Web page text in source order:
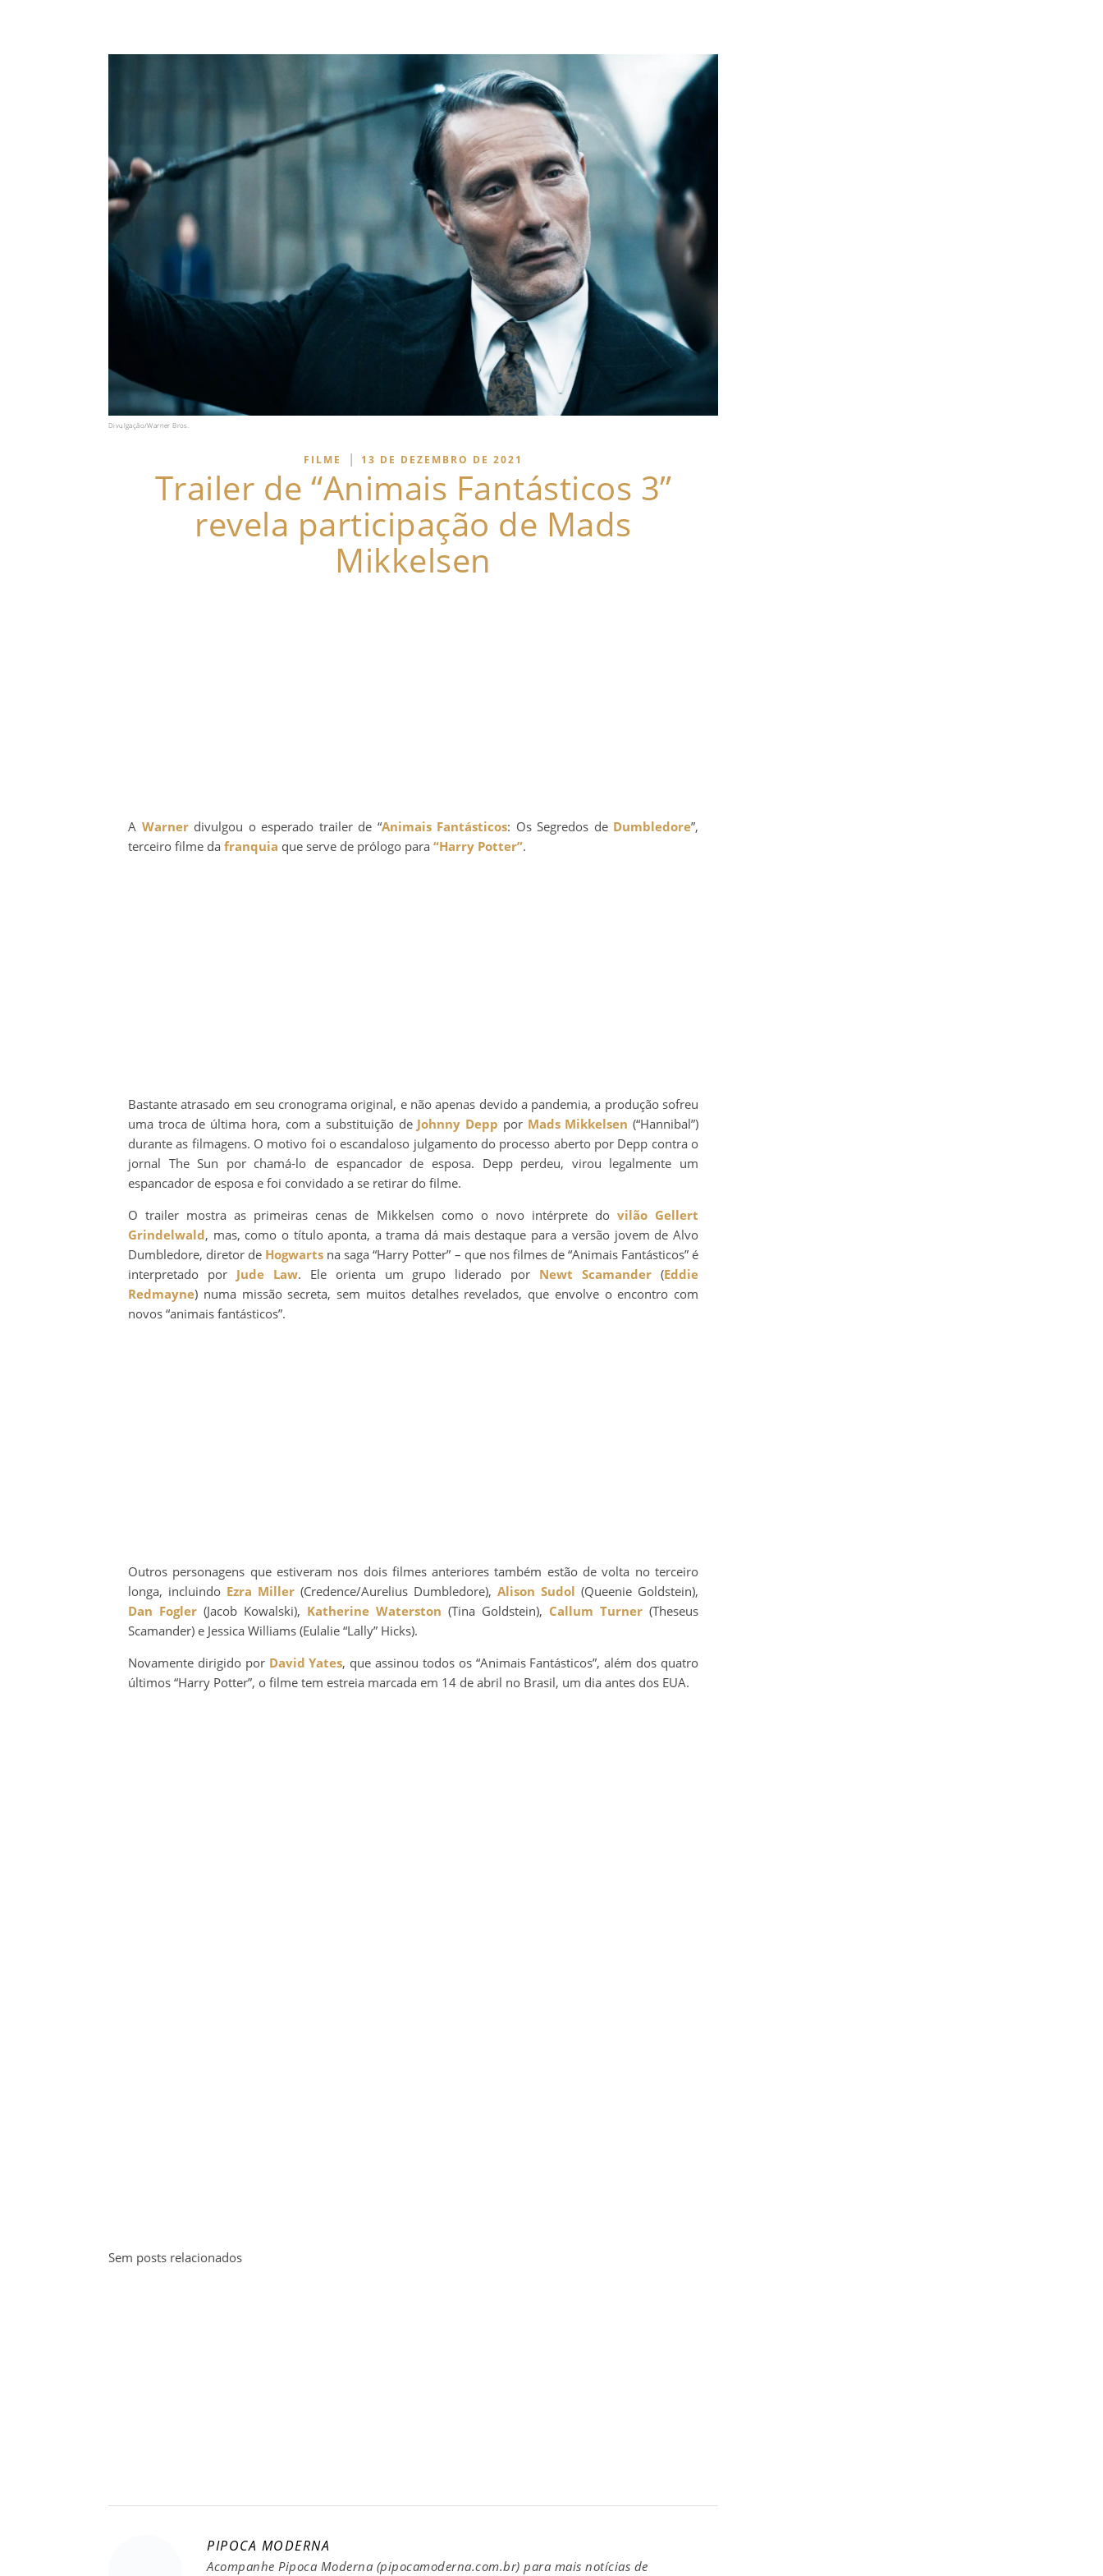
Divulgação/Warner Bros.
FILME | 13 DE DEZEMBRO DE 2021
Trailer de “Animais Fantásticos 3”
revela participação de Mads
Mikkelsen
A Warnerdivulgou o esperado trailer de “Animais Fantásticos: Os Segredos de Dumbledore”,
terceiro filme da franquia que serve de prólogo para “Harry Potter”.
Bastante atrasado em seu cronograma original, e não apenas devido a pandemia, a produção sofreu
uma troca de última hora, com a substituição de Johnny Depp por Mads Mikkelsen (“Hannibal”)
durante as filmagens. O motivo foi o escandaloso julgamento do processo aberto por Depp contra o
jornal The Sun por chamá-lo de espancador de esposa. Depp perdeu, virou legalmente um
espancador de esposa e foi convidado a se retirar do filme.
O trailer mostra as primeiras cenas de Mikkelsen como o novo intérprete do vilão Gellert
Grindelwald, mas, como o título aponta, a trama dá mais destaque para a versão jovem de Alvo
Dumbledore, diretor de Hogwarts na saga “Harry Potter” – que nos filmes de “Animais Fantásticos” é
interpretado por Jude Law. Ele orienta um grupo liderado por Newt Scamander (Eddie
Redmayne) numa missão secreta, sem muitos detalhes revelados, que envolve o encontro com
novos “animais fantásticos”.
Outros personagens que estiveram nos dois filmes anteriores também estão de volta no terceiro
longa, incluindo Ezra Miller (Credence/Aurelius Dumbledore), Alison Sudol (Queenie Goldstein),
Dan Fogler (Jacob Kowalski), Katherine Waterston (Tina Goldstein), Callum Turner (Theseus
Scamander) e Jessica Williams (Eulalie “Lally” Hicks).
Novamente dirigido por David Yates, que assinou todos os “Animais Fantásticos”, além dos quatro
últimos “Harry Potter”, o filme tem estreia marcada em 14 de abril no Brasil, um dia antes dos EUA.
Sem posts relacionados
PIPOCA MODERNA
Acompanhe Pipoca Moderna (pipocamoderna.com.br) para mais notícias de